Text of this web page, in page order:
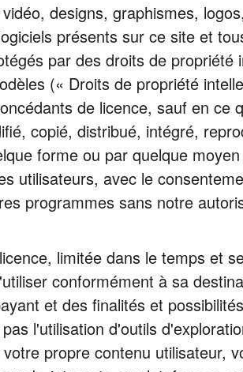
designs, graphismes,
présents sur ce site et
par des droits de propriété
(« Droits de propriété
de licence, sauf en ce
copié, distribué, intégré,
forme ou par quelque
utilisateurs, avec le
programmes sans notre
limitée dans le temps et
conformément à sa
et des finalités et
l'utilisation d'outils
propre contenu utilisateur,